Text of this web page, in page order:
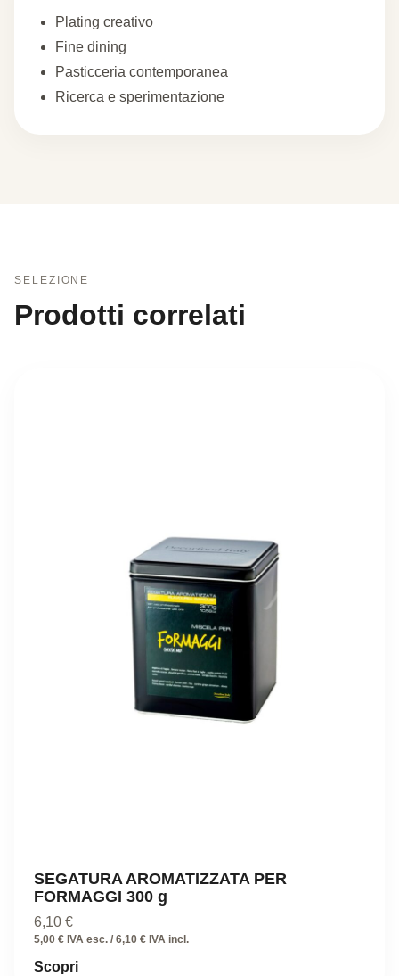
Plating creativo
Fine dining
Pasticceria contemporanea
Ricerca e sperimentazione
SELEZIONE
Prodotti correlati
SEGATURA AROMATIZZATA PER
FORMAGGI 300 g
6,10 €
5,00 € IVA esc. / 6,10 € IVA incl.
Scopri